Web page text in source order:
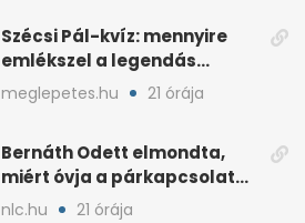
Szécsi Pál-kvíz: mennyire
emlékszel a legendás
énekes történetére?
meglepetes.hu 21 órája
Bernáth Odett elmondta,
miért óvja a párkapcsolatát
a nyilvánosságtól
nlc.hu 21 órája